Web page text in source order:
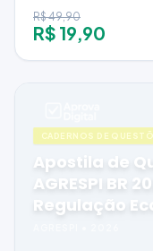
R$ 49,90
R$ 19,90
CADERNOS DE
Apostila de
AGRESPI BR
Regulação